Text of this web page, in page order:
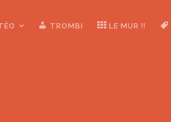
TROMBI LE MUR !!